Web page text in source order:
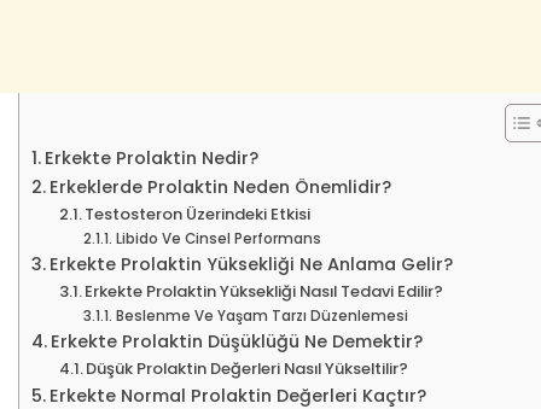
Erkekte Prolaktin Nedir?
Erkeklerde Prolaktin Neden Önemlidir?
Testosteron Üzerindeki Etkisi
Libido Ve Cinsel Performans
Erkekte Prolaktin Yüksekliği Ne Anlama Gelir?
Erkekte Prolaktin Yüksekliği Nasıl Tedavi Edilir?
Beslenme Ve Yaşam Tarzı Düzenlemesi
Erkekte Prolaktin Düşüklüğü Ne Demektir?
Düşük Prolaktin Değerleri Nasıl Yükseltilir?
Erkekte Normal Prolaktin Değerleri Kaçtır?